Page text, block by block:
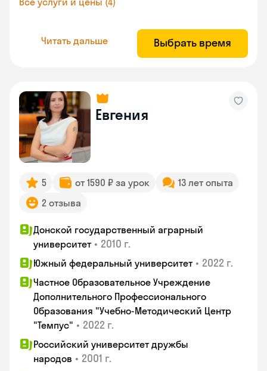
Читать дальше Выбрать время
Евгения
5 от 1590 ₽ за урок
13 лет опыта
2 отзыва
Донской государственный аграрный
университет • 2010 г.
Южный федеральный университет • 2022 г.
Частное Образовательное Учреждение
Дополнительного Профессионального
Образования "Учебно-Методический Центр
"Темпус" • 2022 г.
Российский университет дружбы
народов • 2001 г.